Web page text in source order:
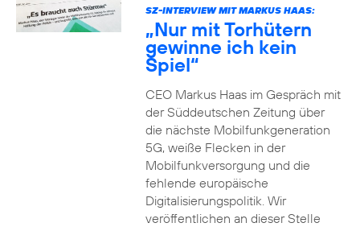
SZ-INTERVIEW MIT MARKUS HAAS:
„Nur mit Torhütern
gewinne ich kein
Spiel“
CEO Markus Haas im Gespräch mit
der Süddeutschen Zeitung über
die nächste Mobilfunkgeneration
5G, weiße Flecken in der
Mobilfunkversorgung und die
fehlende europäische
Digitalisierungspolitik. Wir
veröffentlichen an dieser Stelle